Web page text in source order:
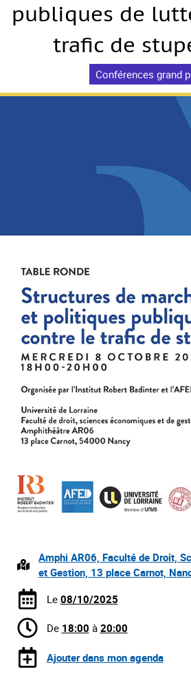
publiques de
trafic de
Conférences grand
Amphi AR06, Faculté de Droit,
et Gestion, 13 place Carnot,
Le 08/10/2025
De 18:00 à 20:00
Ajouter dans mon agenda